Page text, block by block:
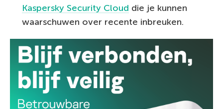
Kaspersky Security Cloud die je kunnen
waarschuwen over recente inbreuken.